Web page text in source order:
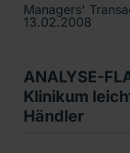
Managers'
13.02.2008
ANALYSE-
Klinikum
Händler